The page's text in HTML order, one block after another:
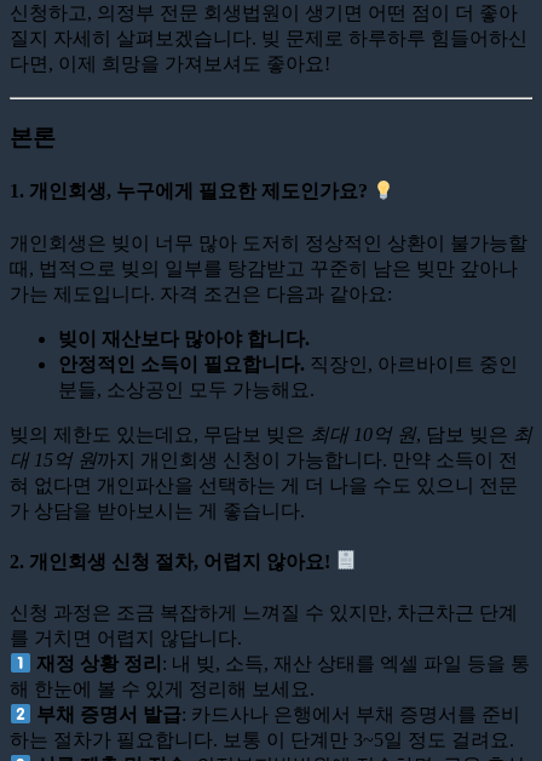
신청하고, 의정부 전문 회생법원이 생기면 어떤 점이 더 좋아
질지 자세히 살펴보겠습니다. 빚 문제로 하루하루 힘들어하신
다면, 이제 희망을 가져보셔도 좋아요!
본론
1. 개인회생, 누구에게 필요한 제도인가요?
개인회생은 빚이 너무 많아 도저히 정상적인 상환이 불가능할
때, 법적으로 빚의 일부를 탕감받고 꾸준히 남은 빚만 갚아나
가는 제도입니다. 자격 조건은 다음과 같아요:
빚이 재산보다 많아야 합니다.
안정적인 소득이 필요합니다. 직장인, 아르바이트 중인
분들, 소상공인 모두 가능해요.
빚의 제한도 있는데요, 무담보 빚은 최대 10억 원, 담보 빚은 최
대 15억 원까지 개인회생 신청이 가능합니다. 만약 소득이 전
혀 없다면 개인파산을 선택하는 게 더 나을 수도 있으니 전문
가 상담을 받아보시는 게 좋습니다.
2. 개인회생 신청 절차, 어렵지 않아요!
신청 과정은 조금 복잡하게 느껴질 수 있지만, 차근차근 단계
를 거치면 어렵지 않답니다.
재정 상황 정리 : 내 빚, 소득, 재산 상태를 엑셀 파일 등을 통
해 한눈에 볼 수 있게 정리해 보세요.
부채 증명서 발급: 카드사나 은행에서 부채 증명서를 준비
하는 절차가 필요합니다. 보통 이 단계만 3~5일 정도 걸려요.